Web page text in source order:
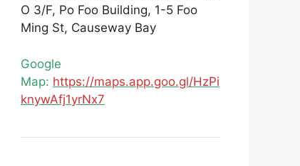
O 3/F, Po Foo Building, 1-5 Foo
Ming St, Causeway Bay
Google
Map: https://maps.app.goo.gl/HzPi
knywAfj1yrNx7